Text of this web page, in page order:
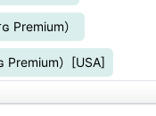
Premium）
Premium）[USA]
包月套餐 (80个新作品